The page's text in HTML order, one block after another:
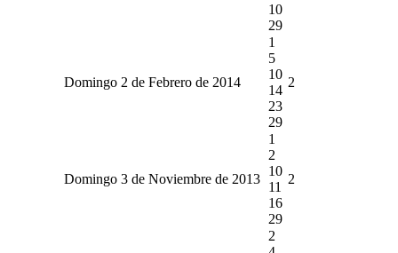
10
29
Domingo 2 de Febrero de 2014
1
5
10
14
23
29
2
Domingo 3 de Noviembre de 2013
1
2
10
11
16
29
2
2